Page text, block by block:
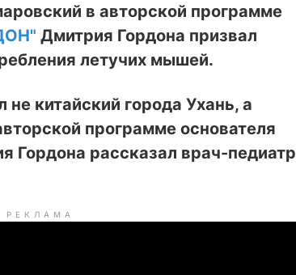
в авторской программе
Дмитрия Гордона призвал
летучих мышей.
китайский города Ухань, а
программе основателя
Гордона рассказал врач-педиатр
РЕКЛАМА